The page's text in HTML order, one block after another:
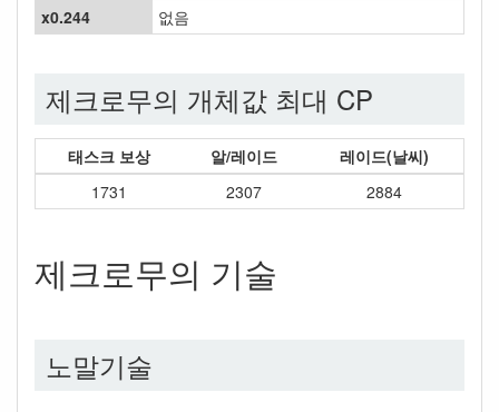
x0.244
없음
제크로무의 개체값 최대 CP
태스크 보상 알/레이드
레이드(날씨)
1731
2307 2884
제크로무의 기술
노말기술